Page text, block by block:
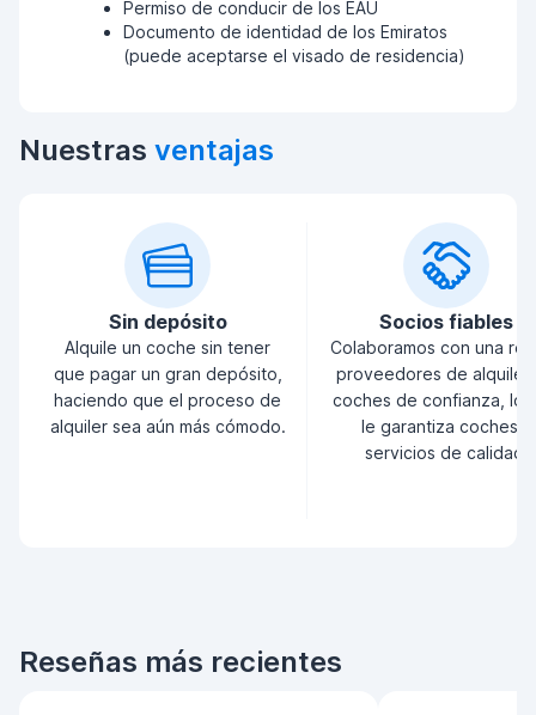
Permiso de conducir de los EAU
Documento de identidad de los Emiratos
(puede aceptarse el visado de residencia)
Nuestras ventajas
Sin depósito
Alquile un coche sin tener
que pagar un gran depósito,
haciendo que el proceso de
alquiler sea aún más cómodo.
Socios fiables
Colaboramos con una
proveedores de alquiler
coches de confianza, lo
le garantiza coches y
servicios de calidad.
Reseñas más recientes